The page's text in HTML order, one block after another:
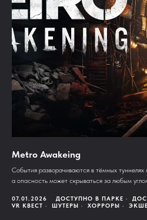
Metro Awakeing
События разворачиваются в тёмных
а опасность может скрываться за любым
07.01.2026 ДОСТУПНО В ПАРКЕ
VR КВЕСТ
ШУТЕРЫ ХОРРОРЫ